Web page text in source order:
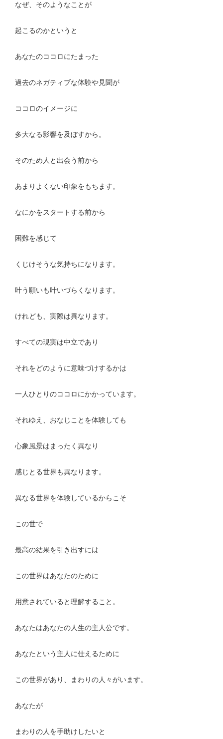
なぜ、そのようなことが
起こるのかというと
あなたのココロにたまった
過去のネガティブな体験や見聞が
ココロのイメージに
多大なる影響を及ぼすから。
そのため人と出会う前から
あまりよくない印象をもちます。
なにかをスタートする前から
困難を感じて
くじけそうな気持ちになります。
叶う願いも叶いづらくなります。
けれども、実際は異なります。
すべての現実は中立であり
それをどのように意味づけするかは
一人ひとりのココロにかかっています。
それゆえ、おなじことを体験しても
心象風景はまったく異なり
感じとる世界も異なります。
異なる世界を体験しているからこそ
この世で
最高の結果を引き出すには
この世界はあなたのために
用意されていると理解すること。
あなたはあなたの人生の主人公です。
あなたという主人に仕えるために
この世界があり、まわりの人々がいます。
あなたが
まわりの人を手助けしたいと